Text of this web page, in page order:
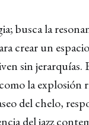
busca la
crear un
sin
la explosión
del chelo,
del jazz